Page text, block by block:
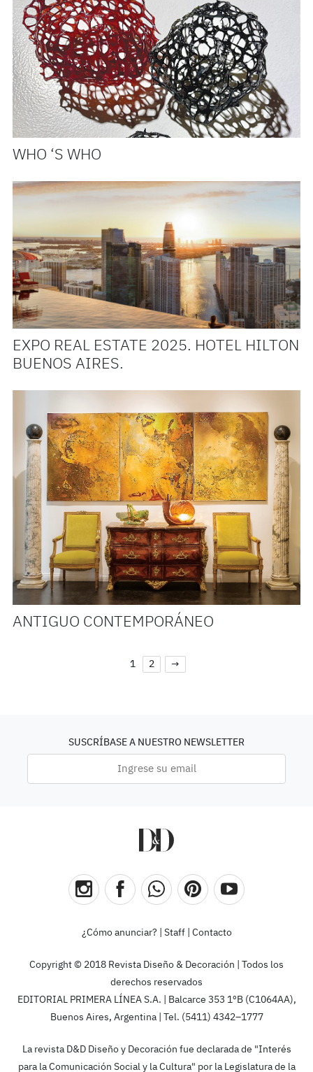
WHO ‘S WHO
EXPO REAL ESTATE 2025. HOTEL HILTON
BUENOS AIRES.
ANTIGUO CONTEMPORÁNEO
1 2 →
SUSCRÍBASE A NUESTRO NEWSLETTER
¿Cómo anunciar? Staff| Contacto
Copyright © 2018 Revista Diseño & Decoración | Todos los
derechos reservados
EDITORIAL PRIMERA LÍNEA S.A. | Balcarce 353 1ºB (C1064AA),
Buenos Aires, Argentina | Tel. (5411) 4342–1777
La revista D&D Diseño y Decoración fue declarada de "Interés
para la Comunicación Social y la Cultura" por la Legislatura de la